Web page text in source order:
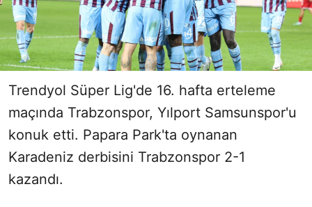
Trendyol Süper Lig'de 16. hafta erteleme
maçında Trabzonspor, Yılport Samsunspor'u
konuk etti. Papara Park'ta oynanan
Karadeniz derbisini Trabzonspor 2-1
kazandı.